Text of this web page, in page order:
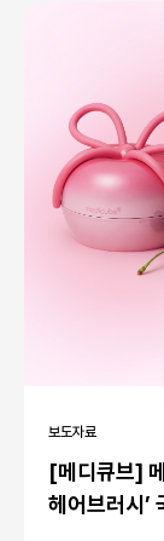
보도자료
[메디큐브]
헤어브러시’